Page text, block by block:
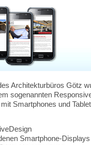
Architekturbüros Götz
sogenannten
Smartphones und
Smartphone-Displays